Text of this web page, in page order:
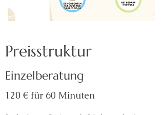
Preisstruktur
Einzelberatung
120 € für 60 Minuten